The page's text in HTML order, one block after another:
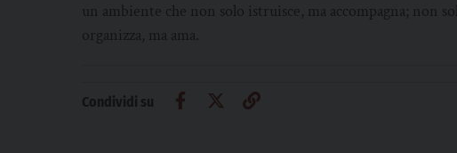
un ambiente che non solo istruisce, ma accompagna; non
organizza, ma ama.
Condividi su